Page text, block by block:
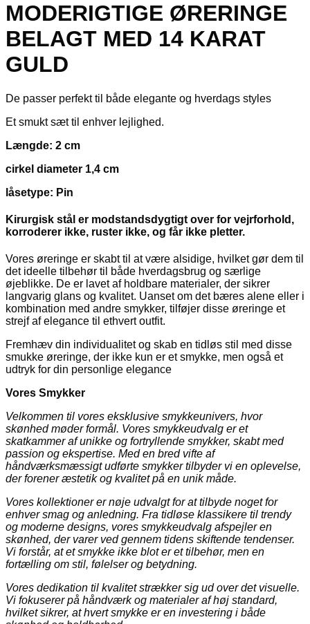
med
karat
MODERIGTIGE ØRERINGE
BELAGT MED 14 KARAT
GULD
De passer perfekt til både elegante og hverdags styles
Et smukt sæt til enhver lejlighed.
Længde: 2 cm
cirkel diameter 1,4 cm
låsetype: Pin
Kirurgisk stål er modstandsdygtigt over for vejrforhold,
korroderer ikke, ruster ikke, og får ikke pletter.
Vores øreringe er skabt til at være alsidige, hvilket gør dem til
det ideelle tilbehør til både hverdagsbrug og særlige
øjeblikke. De er lavet af holdbare materialer, der sikrer
langvarig glans og kvalitet. Uanset om det bæres alene eller i
kombination med andre smykker, tilføjer disse øreringe et
strejf af elegance til ethvert outfit.
Fremhæv din individualitet og skab en tidløs stil med disse
smukke øreringe, der ikke kun er et smykke, men også et
udtryk for din personlige elegance
Vores Smykker
Velkommen til vores eksklusive smykkeunivers, hvor
skønhed møder formål. Vores smykkeudvalg er et
skatkammer af unikke og fortryllende smykker, skabt med
passion og ekspertise. Med en bred vifte af
håndværksmæssigt udførte smykker tilbyder vi en oplevelse,
der forener æstetik og kvalitet på en unik måde.
Vores kollektioner er nøje udvalgt for at tilbyde noget for
enhver smag og anledning. Fra tidløse klassikere til trendy
og moderne designs, vores smykkeudvalg afspejler en
skønhed, der varer ved gennem tidens skiftende tendenser.
Vi forstår, at et smykke ikke blot er et tilbehør, men en
fortælling om stil, følelser og betydning.
Vores dedikation til kvalitet strækker sig ud over det visuelle.
Vi fokuserer på håndværk og materialer af høj standard,
hvilket sikrer, at hvert smykke er en investering i både